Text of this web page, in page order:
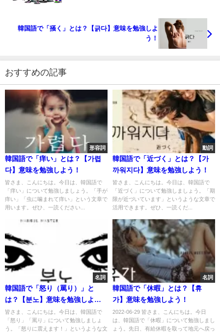
韓国語で「掻く」とは？【긁다】意味を勉強しよ
う！
おすすめの記事
形容詞
韓国語で「痒い」とは？【가렵
다】意味を勉強しよう！
皆さま、こんにちは。今日は、韓国語で
「痒い」について勉強しましょう。「手が
痒い」「虫に噛まれて痒い」という文章で
用います。ぜひ、一読ください...
動詞
韓国語で「近づく」とは？【가
까워지다】意味を勉強しよう！
皆さま、こんにちは。今日は、韓国語で
「近づく」について勉強しましょう。「期
限が近づいています」というような文章で
活用できます。ぜひ、一読くだ...
名詞
韓国語で「怒り（罵り）」と
は？【분노】意味を勉強しよ
う！
皆さま、こんにちは。今日は、韓国語で
「怒り」「罵り」について勉強しましょ
う。「怒りに震えます！」というような文
名詞
韓国語で「休暇」とは？【휴
가】意味を勉強しよう！
2022-06-29 皆さま、こんにちは。今日
は、韓国語で「休暇」について勉強しまし
ょう。先日、有給休暇を取って地元へ戻っ